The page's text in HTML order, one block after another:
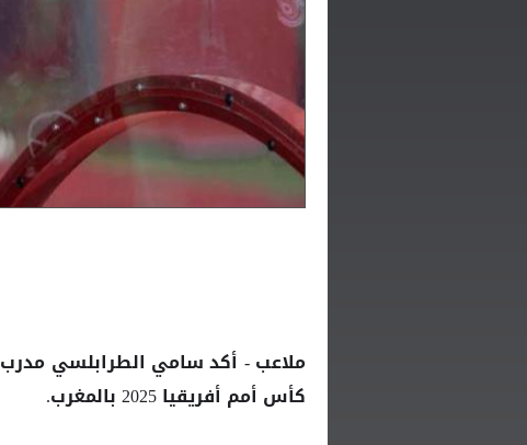
ملاعب - أكدسامي الطرابلسي مدرب
كأس أمم أفريقيا 2025 بالمغرب.